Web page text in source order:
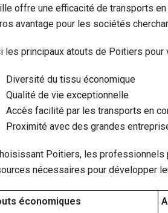
offre une efficacité de transports
avantage pour les sociétés
les principaux atouts de Poitiers pour
Diversité du tissu économique
Qualité de vie exceptionnelle
Accès facilité par les transports en
Proximité avec des grandes
Poitiers, les
nécessaires pour développer
économiques